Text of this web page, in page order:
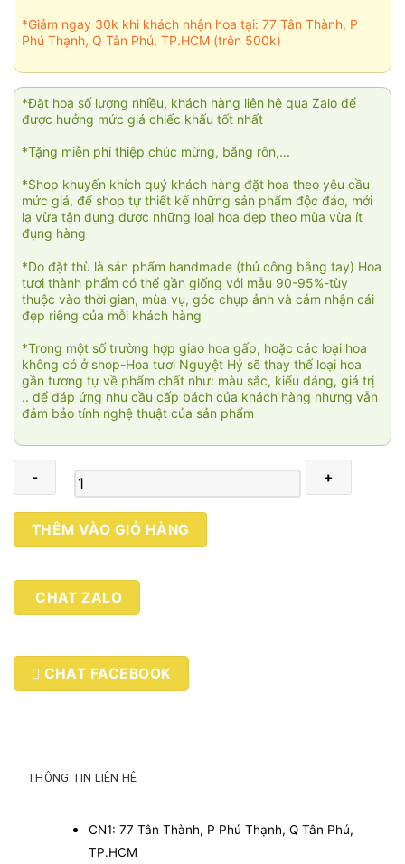
*Giảm ngay 30k khi khách nhận hoa tại: 77 Tân Thành, P
Phú Thạnh, Q Tân Phú, TP.HCM (trên 500k)
*Đặt hoa số lượng nhiều, khách hàng liên hệ qua Zalo để
được hưởng mức giá chiếc khấu tốt nhất
*Tặng miễn phí thiệp chúc mừng, băng rôn,...
*Shop khuyến khích quý khách hàng đặt hoa theo yêu cầu
mức giá, để shop tự thiết kế những sản phẩm độc đáo, mới
lạ vừa tận dụng được những loại hoa đẹp theo mùa vừa ít
đụng hàng
*Do đặt thù là sản phẩm handmade (thủ công bằng tay) Hoa
tươi thành phẩm có thể gần giống với mẫu 90-95%-tùy
thuộc vào thời gian, mùa vụ, góc chụp ảnh và cảm nhận cái
đẹp riêng của mỗi khách hàng
*Trong một số trường hợp giao hoa gấp, hoặc các loại hoa
không có ở shop-Hoa tươi Nguyệt Hỷ sẽ thay thế loại hoa
gần tương tự về phẩm chất như: màu sắc, kiểu dáng, giá trị
.. để đáp ứng nhu cầu cấp bách của khách hàng nhưng vẫn
đảm bảo tính nghệ thuật của sản phẩm
Thiên
niên
đạt
005
THÊM VÀO GIỎ HÀNG
CHAT ZALO
CHAT FACEBOOK
THÔNG TIN LIÊN HỆ
CN1: 77 Tân Thành, P Phú Thạnh, Q Tân Phú,
TP.HCM